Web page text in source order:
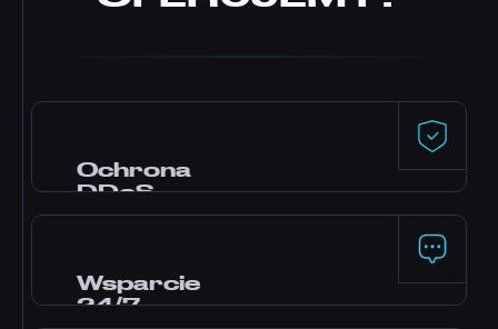
Ochrona
DDoS
pod gry. Twój serwer zostaje online nawet
podczas ataków.
Wsparcie
24/7